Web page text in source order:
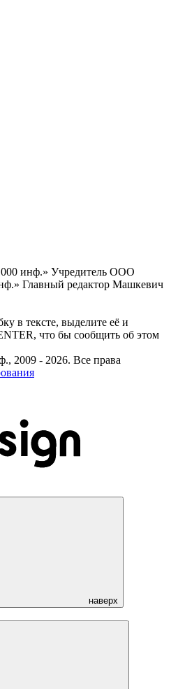
инф.» Учредитель ООО
Главный редактор Машкевич
в тексте, выделите её и
что бы сообщить об этом
2009 - 2026. Все права
наверх